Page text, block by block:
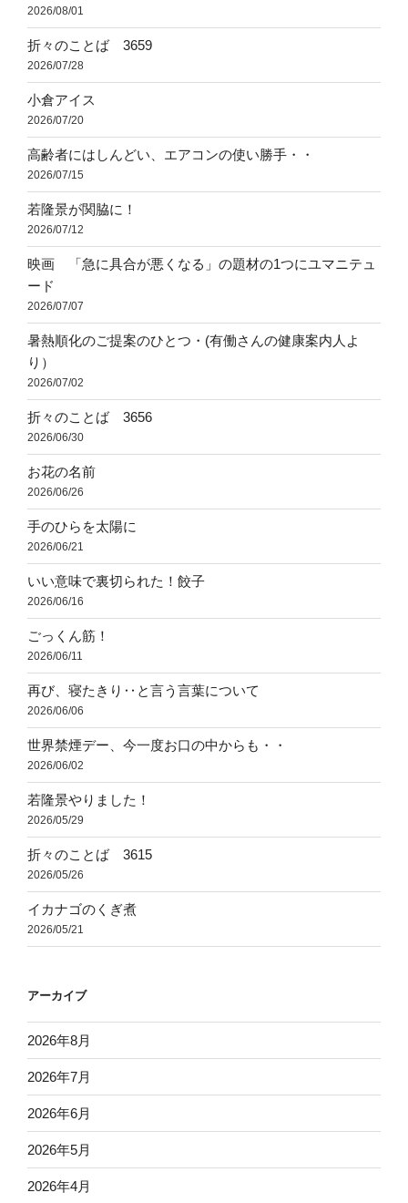
2026/08/01
折々のことば 3659
2026/07/28
小倉アイス
2026/07/20
高齢者にはしんどい、エアコンの使い勝手・・
2026/07/15
若隆景が関脇に！
2026/07/12
映画 「急に具合が悪くなる」の題材の1つにユマニテュ
ード
2026/07/07
暑熱順化のご提案のひとつ・(有働さんの健康案内人よ
り）
2026/07/02
折々のことば 3656
2026/06/30
お花の名前
2026/06/26
手のひらを太陽に
2026/06/21
いい意味で裏切られた！餃子
2026/06/16
ごっくん筋！
2026/06/11
再び、寝たきり‥と言う言葉について
2026/06/06
世界禁煙デー、今一度お口の中からも・・
2026/06/02
若隆景やりました！
2026/05/29
折々のことば 3615
2026/05/26
イカナゴのくぎ煮
2026/05/21
アーカイブ
2026年8月
2026年7月
2026年6月
2026年5月
2026年4月